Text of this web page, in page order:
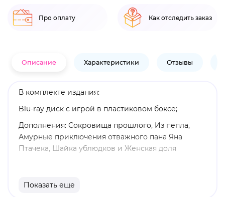
Про оплату Как отследить заказ
Описание Характеристики Отзывы
В комплекте издания:
Blu-ray диск с игрой в пластиковом боксе;
Дополнения: Сокровища прошлого, Из пепла,
Амурные приключения отважного пана Яна
Птачека, Шайка ублюдков и Женская доля
наблюдаете, как захватчики штурмуют вашу
Показать еще